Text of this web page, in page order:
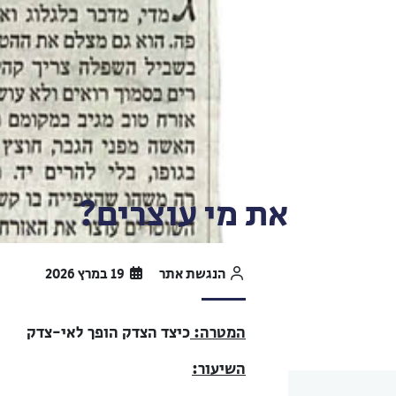
את מי עוצרים?
הנגשת אתר
המטרה:כיצד הצדק הופך לאי-צדק
השיעור: